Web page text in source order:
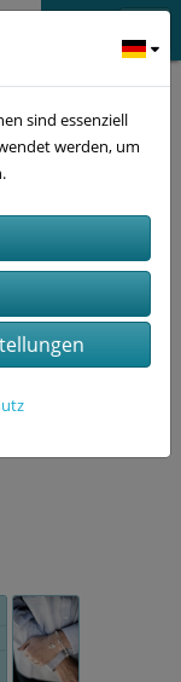
sind essenziell
werden, um